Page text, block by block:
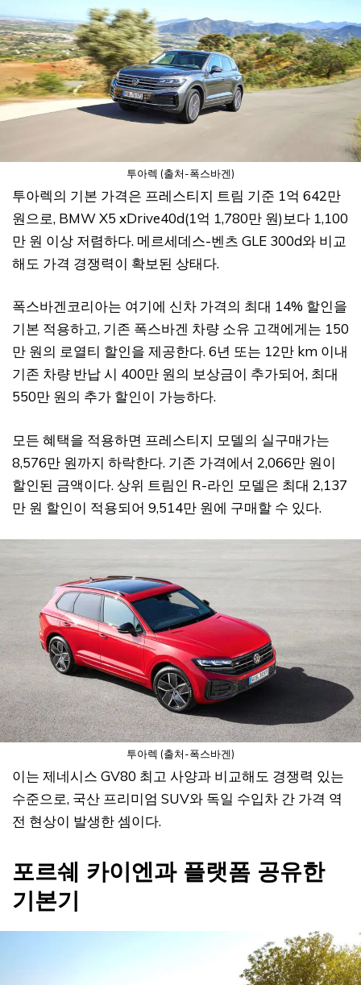
투아렉 (출처-폭스바겐)
투아렉의 기본 가격은 프레스티지 트림 기준 1억 642만
원으로, BMW X5 xDrive40d(1억 1,780만 원)보다 1,100
만 원 이상 저렴하다. 메르세데스-벤츠 GLE 300d와 비교
해도 가격 경쟁력이 확보된 상태다.
폭스바겐코리아는 여기에 신차 가격의 최대 14% 할인을
기본 적용하고, 기존 폭스바겐 차량 소유 고객에게는 150
만 원의 로열티 할인을 제공한다. 6년 또는 12만 km 이내
기존 차량 반납 시 400만 원의 보상금이 추가되어, 최대
550만 원의 추가 할인이 가능하다.
모든 혜택을 적용하면 프레스티지 모델의 실구매가는
8,576만 원까지 하락한다. 기존 가격에서 2,066만 원이
할인된 금액이다. 상위 트림인 R-라인 모델은 최대 2,137
만 원 할인이 적용되어 9,514만 원에 구매할 수 있다.
투아렉 (출처-폭스바겐)
이는 제네시스 GV80 최고 사양과 비교해도 경쟁력 있는
수준으로, 국산 프리미엄 SUV와 독일 수입차 간 가격 역
전 현상이 발생한 셈이다.
포르쉐 카이엔과 플랫폼 공유한
기본기